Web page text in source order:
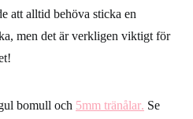
att alltid behöva sticka en
men det är verkligen viktigt för
bomull och 5mm tränålar. Se